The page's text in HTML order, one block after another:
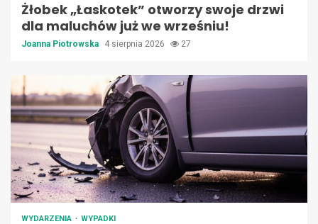
Żłobek „Łaskotek” otworzy swoje drzwi
dla maluchów już we wrześniu!
Joanna Piotrowska 4 sierpnia 2026 27
WYDARZENIA WYPADKI